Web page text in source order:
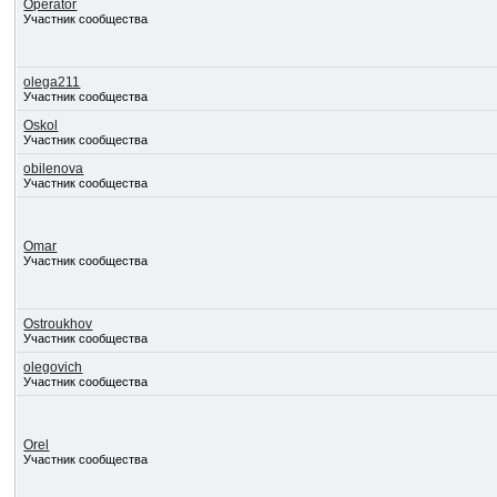
Operator
Участник сообщества
olega211
Участник сообщества
Oskol
Участник сообщества
obilenova
Участник сообщества
Omar
Участник сообщества
Ostroukhov
Участник сообщества
olegovich
Участник сообщества
Orel
Участник сообщества